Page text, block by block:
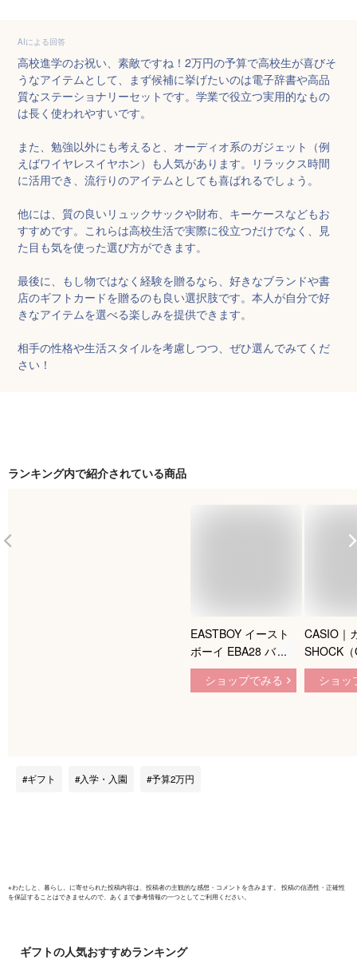
AIによる回答
高校進学のお祝い、素敵ですね！2万円の予算で高校生が喜びそ
うなアイテムとして、まず候補に挙げたいのは電子辞書や高品
質なステーショナリーセットです。学業で役立つ実用的なもの
は長く使われやすいです。
また、勉強以外にも考えると、オーディオ系のガジェット（例
えばワイヤレスイヤホン）も人気があります。リラックス時間
に活用でき、流行りのアイテムとしても喜ばれるでしょう。
他には、質の良いリュックサックや財布、キーケースなどもお
すすめです。これらは高校生活で実際に役立つだけでなく、見
た目も気を使った選び方ができます。
最後に、もし物ではなく経験を贈るなら、好きなブランドや書
店のギフトカードを贈るのも良い選択肢です。本人が自分で好
きなアイテムを選べる楽しみを提供できます。
相手の性格や生活スタイルを考慮しつつ、ぜひ選んでみてくだ
さい！
ランキング内で紹介されている商品
EASTBOY イースト
ボーイ EBA28 バッ
クパック リュック
大容量 A4ファイル
属 パソコン PCポケ
ショップでみる
CASIO｜
SHOCK
ク） 「
シリー
ショッ
ギフト 入学・入園 予算2万円
※わたしと、暮らし。 に寄せられた投稿内容は、投稿者の主観的な感想・コメントを含みます。 投稿の信憑性・正確性
を保証することはできませんので、あくまで参考情報の一つとしてご利用ください。
ギフトの人気おすすめランキング